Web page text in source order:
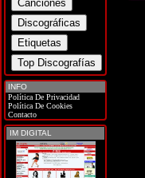
INFO
Política De Privacidad
Política De Cookies
Contacto
IM DIGITAL